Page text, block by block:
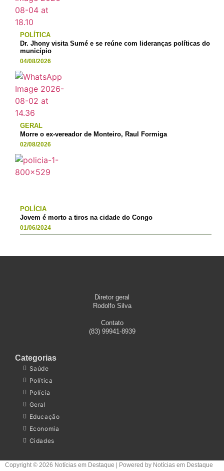
POLÍTICA
Dr. Jhony visita Sumé e se reúne com lideranças políticas do
município
04/08/2026
GERAL
Morre o ex-vereador de Monteiro, Raul Formiga
02/08/2026
POLÍCIA
Jovem é morto a tiros na cidade do Congo
01/06/2024
Diretor geral
Rodolfo Silva
Contato
(83) 99941-8939
Categorias
Saúde
Política
Polícia
Geral
Educação
Economia
Cidades
Copyright © 2026 Notícias em Destaque | Powered by Notícias em Destaque